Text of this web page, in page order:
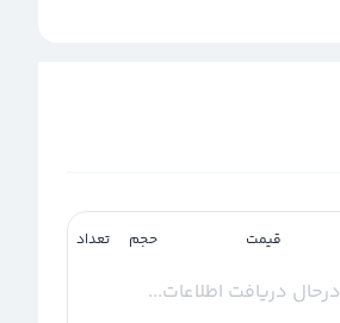
قیمت حجم تعداد
درحال دریافت اطلاعات...